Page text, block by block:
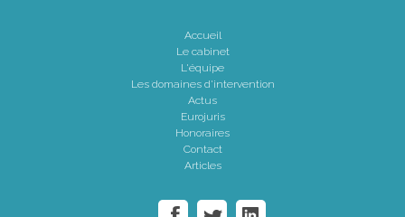
Accueil
Le cabinet
L'équipe
Les domaines d'intervention
Actus
Eurojuris
Honoraires
Contact
Articles